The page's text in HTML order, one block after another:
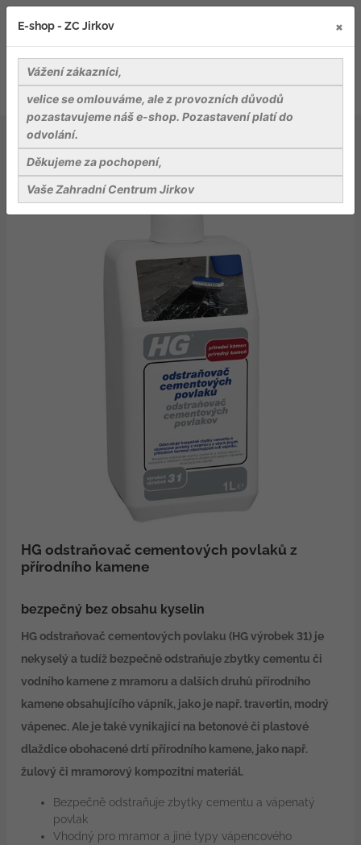
Nářadí a pomůcky
HG odstraňovač cementových povlaků z přírodního
kamene
HG odstraňovač cementových povlaků z
přírodního kamene
bezpečný bez obsahu kyselin
HG odstraňovač cementových povlaku (HG výrobek 31) je
nekyselý a tudíž bezpečně odstraňuje zbytky cementu či
vodního kamene z mramoru a dalších druhů přírodního
kamene obsahujícího vápník, jako je např. travertin, modrý
vápenec. Ale je také vynikající na betonové či plastové
dlaždice obohacené drtí přírodního kamene, jako např.
žulový či mramorový kompozitní materiál.
Bezpečně odstraňuje zbytky cementu a vápenatý
povlak
Vhodný pro mramor a jiné typy vápencového
E-shop - ZC Jirkov ×
Vážení zákazníci,
velice se omlouváme, ale z provozních důvodů
pozastavujeme náš e-shop. Pozastavení platí do
odvolání.
Děkujeme za pochopení,
Vaše Zahradní Centrum Jirkov